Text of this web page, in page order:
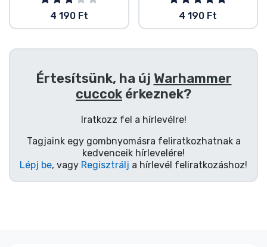
4 190 Ft 4 190 Ft
Értesítsünk, ha új Warhammer
cuccok érkeznek?
Iratkozz fel a hírlevélre!
Tagjaink egy gombnyomásra feliratkozhatnak a
kedvenceik hírlevelére!
Lépj be, vagy Regisztrálj a hírlevél feliratkozáshoz!
Gamer cuccok
Zenés cuccok
Terméktípusok
Márkák